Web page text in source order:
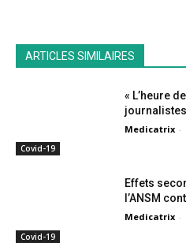
ARTICLES SIMILAIRES
Covid-19
« L’heure
Medicatrix -
Covid-19
Effets
l’ANSM
Medicatrix -